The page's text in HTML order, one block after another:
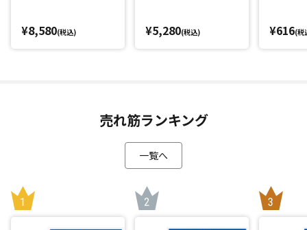
¥8,580(税込) ¥5,280(税込) ¥616(税
売れ筋ランキング
一覧へ